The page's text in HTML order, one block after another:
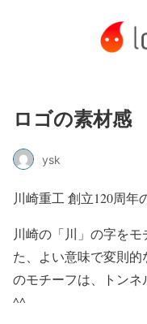
ロゴの素材感
ysk
川崎重工 創立120周年
川崎の「川」の字を
た、よい意味で変則
のモチーフは、トン
^^